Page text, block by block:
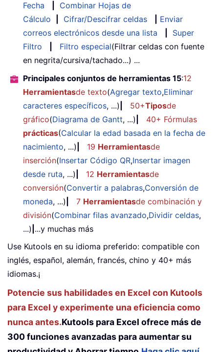
Fecha
Combinar Hojas de
Cálculo
Cifrar/Descifrar celdas
Enviar
correos electrónicos desde una lista
Super
Filtro
Filtro especial(Filtrar celdas con fuente
en negrita/cursiva/tachado...) ...
Principales conjuntos de herramientas 15:12
Herramientasde texto(Agregar texto,Eliminar
caracteres específicos, ...) 50+Tiposde
gráfico(Diagrama de Gantt, ...)
40+ Fórmulas
prácticas(Calcular la edad basada en la fecha de
nacimiento, ...) 19 Herramientasde
inserción(Insertar Código QR,Insertar imagen
desde ruta, ...) 12 Herramientasde
conversión(Convertir a palabras,Conversión de
moneda, ...) 7 Herramientasde combinación y
división(Combinar filas avanzado,Dividir celdas,
...) ...y muchas más
Use Kutools en su idioma preferido: compatible con
inglés, español, alemán, francés, chino y 40+ más
idiomas.¡
Potencie sus habilidades en Excel con Kutools
para Excel y experimente una eficiencia como
nunca antes.Kutools para Excel ofrece más de
300 funciones avanzadas para aumentar su